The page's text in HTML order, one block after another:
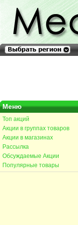
Меню
Топ акций
Акции в группах товаров
Акции в магазинах
Рассылка
Обсуждаемые Акции
Популярные товары